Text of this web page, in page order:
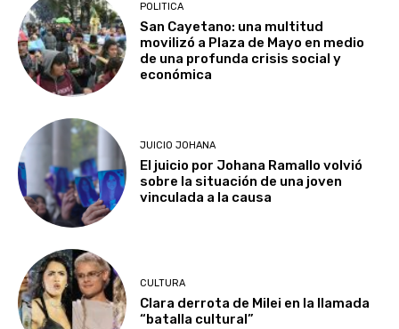
POLITICA
San Cayetano: una multitud
movilizó a Plaza de Mayo en medio
de una profunda crisis social y
económica
JUICIO JOHANA
El juicio por Johana Ramallo volvió
sobre la situación de una joven
vinculada a la causa
CULTURA
Clara derrota de Milei en la llamada
“batalla cultural”